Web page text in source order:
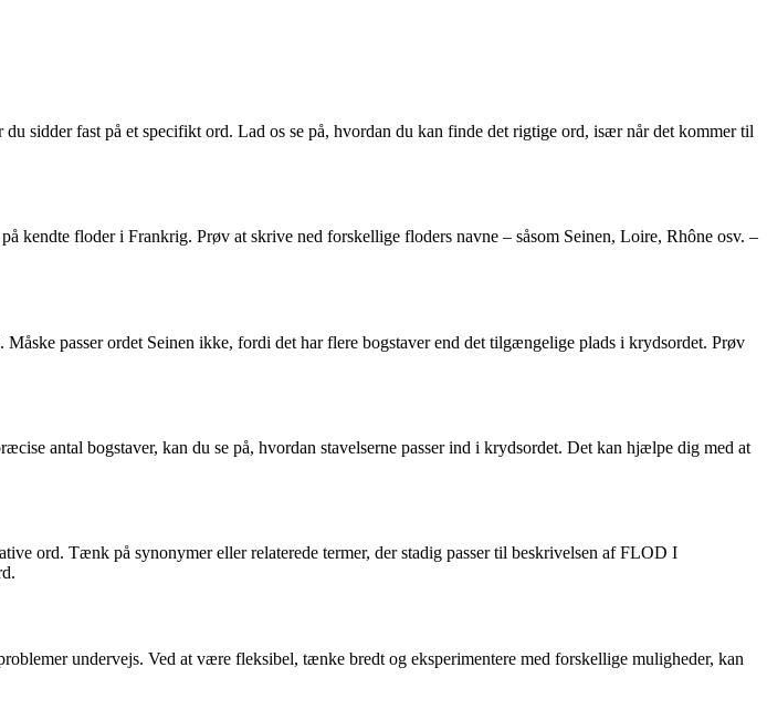
sidder fast på et specifikt ord. Lad os se på, hvordan du kan finde det rigtige ord, især når det kommer til
floder i Frankrig. Prøv at skrive ned forskellige floders navne – såsom Seinen, Loire, Rhône osv. –
passer ordet Seinen ikke, fordi det har flere bogstaver end det tilgængelige plads i krydsordet. Prøv
antal bogstaver, kan du se på, hvordan stavelserne passer ind i krydsordet. Det kan hjælpe dig med at
ord. Tænk på synonymer eller relaterede termer, der stadig passer til beskrivelsen af FLOD I
undervejs. Ved at være fleksibel, tænke bredt og eksperimentere med forskellige muligheder, kan